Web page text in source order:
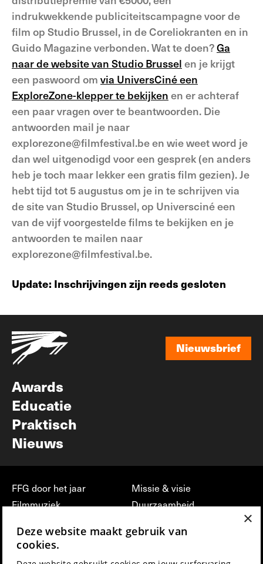
indrukwekkende publiciteitscampagne voor de
film op Studio Brussel, in de Coreliokranten en in
Guido Magazine verbonden. Wat te doen?Ga
naar de website van Studio Brussel en je krijgt
een paswoord om via UniversCiné een
ExploreZone-klepper te bekijken en er achteraf
een paar vragen over te beantwoorden. Die
antwoorden mail je naar
explorezone@filmfestival.be en wie weet word je
dan wel uitgenodigd voor een gesprek (en anders
heb je toch maar lekker een gratis film gezien). Je
hebt tijd tot 5 augustus om je in te schrijven via
de site van Studio Brussel, op Universciné een
van de vijf voorgestelde films te bekijken en je
antwoorden te mailen naar
explorezone@filmfestival.be.
Update: Inschrijvingen zijn reeds gesloten
Nieuwsbrief
Awards
Educatie
Praktisch
Nieuws
FFG door het jaar
Filmmuziek
Press & Industry
Missie & visie
Duurzaamheid
vrijwilligerswerk bij FFG
×
Deze website maakt gebruik van
cookies.